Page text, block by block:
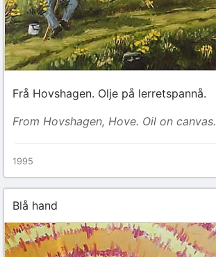
Frå Hovshagen. Olje på lerretspannå.
From Hovshagen, Hove. Oil on canvas.
1995
Blå hand